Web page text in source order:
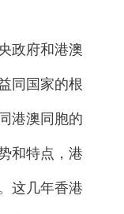
政府和港澳
同国家的根
港澳同胞的
和特点，港
这几年香港